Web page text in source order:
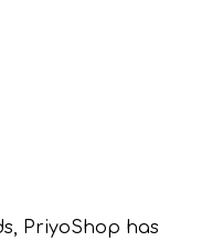
PriyoShop has